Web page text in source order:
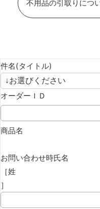
不用品の引取りにつ
件名(タイトル)
オーダーＩＤ
商品名
お問い合わせ時氏名
［姓
］